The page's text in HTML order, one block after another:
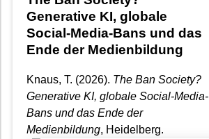
Generative KI, globale
Social-Media-Bans und das
Ende der Medienbildung
Knaus, T. (2026). The Ban Society?
Generative KI, globale Social-Media-
Bans und das Ende der
Medienbildung, Heidelberg.